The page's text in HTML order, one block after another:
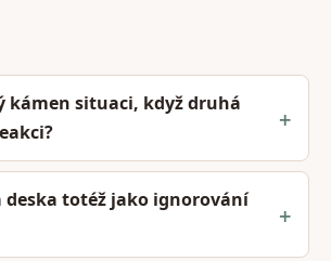
kámen situaci, když druhá
deska totéž jako ignorování